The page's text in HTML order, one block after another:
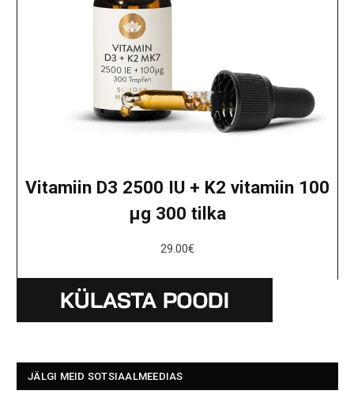
Vitamiin D3 2500 IU + K2 vitamiin 100
μg 300 tilka
29.00€
JÄLGI MEID SOTSIAALMEEDIAS